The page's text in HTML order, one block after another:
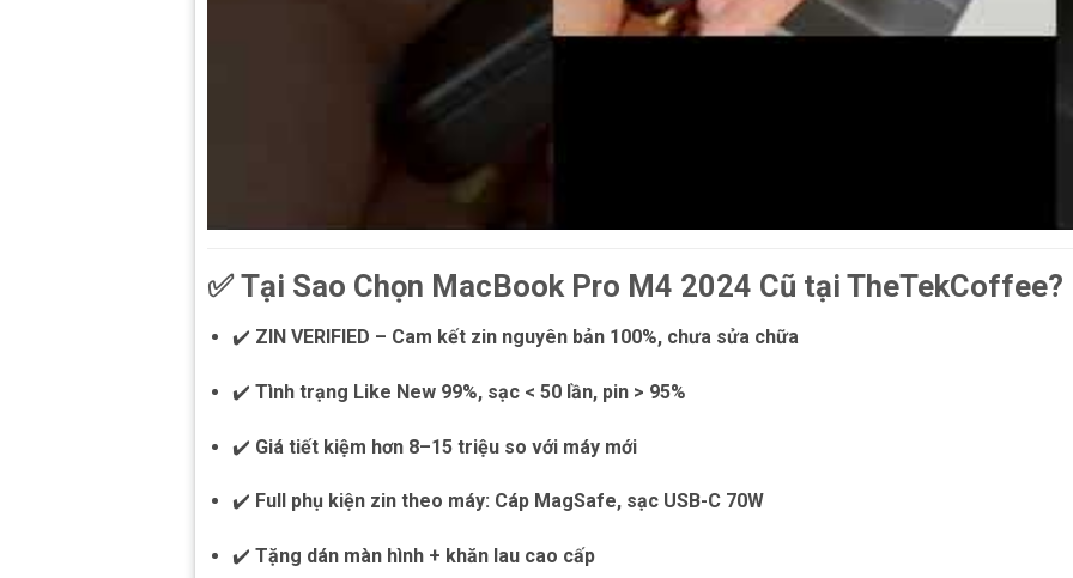
✅Tại Sao Chọn MacBook Pro M4 2024 Cũ tại TheTekCoffee?
✔️ ZIN VERIFIED – Cam kết zin nguyên bản 100%, chưa sửa chữa
✔️ Tình trạng Like New 99%, sạc < 50 lần, pin > 95%
✔️ Giá tiết kiệm hơn 8–15 triệu so với máy mới
✔️ Full phụ kiện zin theo máy: Cáp MagSafe, sạc USB-C 70W
✔️ Tặng dán màn hình + khăn lau cao cấp